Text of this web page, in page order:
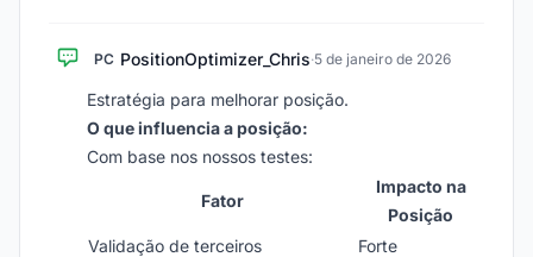
PC PositionOptimizer_Chris·5 de janeiro de 2026
Estratégia para melhorar posição.
O que influencia a posição:
Com base nos nossos testes:
Fator
Impacto na
Posição
Validação de terceiros
Forte